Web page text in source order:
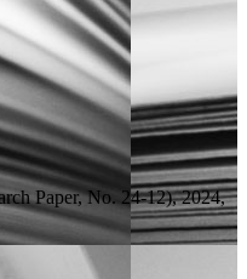
Paper, No. 24-12), 2024,